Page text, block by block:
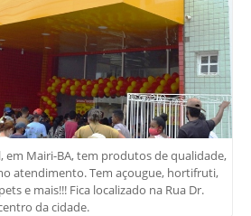
em Mairi-BA, tem produtos de qualidade,
atendimento. Tem açougue, hortifruti,
e mais!!! Fica localizado na Rua Dr.
da cidade.